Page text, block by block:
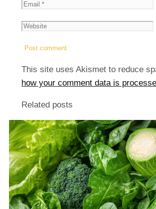
This site uses Akismet to reduce
how your comment data is
Related posts